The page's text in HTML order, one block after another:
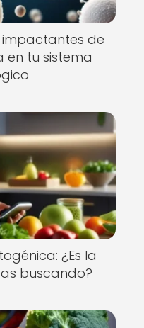
impactantes de
tu sistema
¿Es la
buscando?